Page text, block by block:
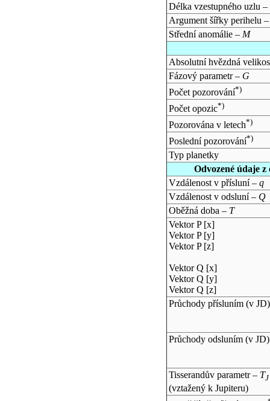
Délka vzestupného uzlu –
Argument šířky perihelu
Střední anomálie – M
Absolutní hvězdná
Fázový parametr – G
Počet pozorování*)
Počet opozic*)
Pozorována v letech*)
Poslední pozorování*)
Typ planetky
Odvozené údaje
Vzdálenost v přísluní – q
Vzdálenost v odsluní – Q
Oběžná doba – T
Vektor P [x]
Vektor P [y]
Vektor P [z]
Vektor Q [x]
Vektor Q [y]
Vektor Q [z]
Průchody přísluním (v JD)
Průchody odsluním (v JD)
Tisserandův parametr – TJ
(vztažený k Jupiteru)